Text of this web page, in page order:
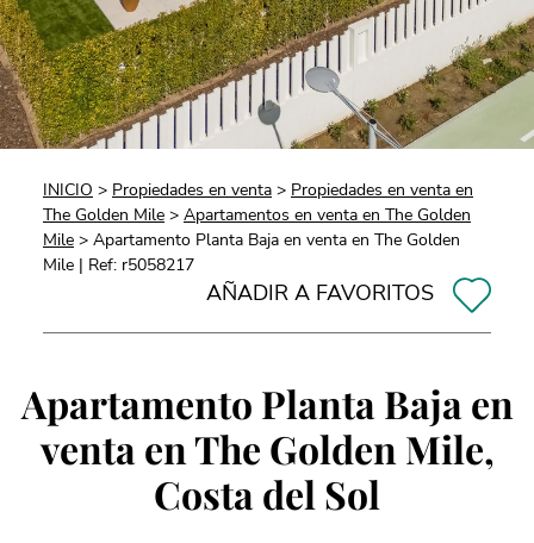
INICIO > Propiedades en venta > Propiedades en venta en
The Golden Mile > Apartamentos en venta en The Golden
Mile > Apartamento Planta Baja en venta en The Golden
Mile | Ref: r5058217
AÑADIR A FAVORITOS
Apartamento Planta Baja en
venta en The Golden Mile,
Costa del Sol